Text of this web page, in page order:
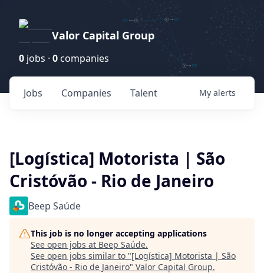
Valor Capital Group
0 jobs · 0 companies
Jobs Companies Talent My alerts
[Logística] Motorista | São
Cristóvão - Rio de Janeiro
Beep Saúde
This job is no longer accepting applications
See open jobs at Beep Saúde.
See open jobs similar to "[Logística] Motorista | São
Cristóvão - Rio de Janeiro" Valor Capital Group.